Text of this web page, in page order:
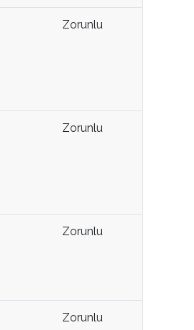
Zorunlu
Zorunlu
Zorunlu
Zorunlu